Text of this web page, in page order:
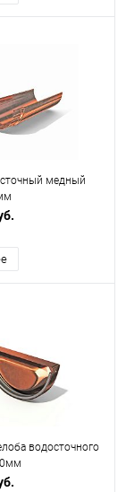
медный
водосточного